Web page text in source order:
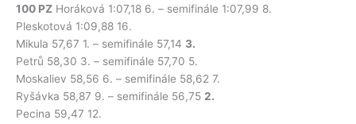
100 PZ Horáková 1:07,18 6. – semifinále 1:07,99 8.
Pleskotová 1:09,88 16.
Mikula 57,67 1. – semifinále 57,14 3.
Petrů 58,30 3. – semifinále 57,70 5.
Moskaliev 58,56 6. – semifinále 58,62 7.
Ryšávka 58,87 9. – semifinále 56,75 2.
Pecina 59,47 12.